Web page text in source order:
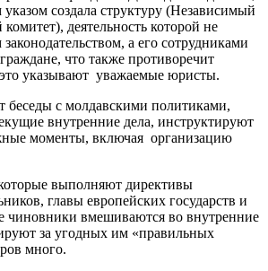
создала структуру (Независимый
деятельность которой не
а его сотрудниками
что также противоречит
указывают уважаемые юристы.
беседы с молдавскими политиками,
внутренние дела, инструктируют
моменты, включая организацию
выполняют директивы
главы европейских государств и
чиновники вмешиваются во внутренние
за угодных им «правильных
много.